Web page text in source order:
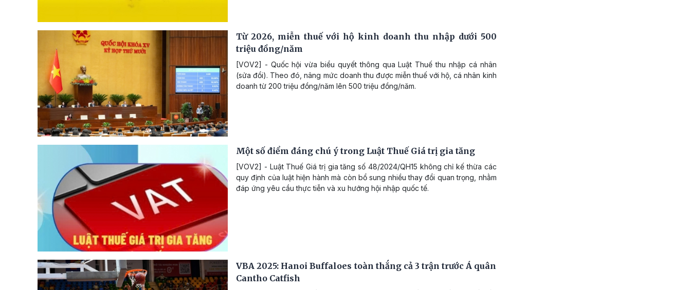
Từ 2026, miễn thuế với hộ kinh doanh thu nhập dưới 500
triệu đồng/năm
[VOV2] - Quốc hội vừa biểu quyết thông qua Luật Thuế thu nhập cá nhân
(sửa đổi). Theo đó, nâng mức doanh thu được miễn thuế với hộ, cá nhân kinh
doanh từ 200 triệu đồng/năm lên 500 triệu đồng/năm.
Một số điểm đáng chú ý trong Luật Thuế Giá trị gia tăng
[VOV2] - Luật Thuế Giá trị gia tăng số 48/2024/QH15 không chỉ kế thừa các
quy định của luật hiện hành mà còn bổ sung nhiều thay đổi quan trọng, nhằm
đáp ứng yêu cầu thực tiễn và xu hướng hội nhập quốc tế.
VBA 2025: Hanoi Buffaloes toàn thắng cả 3 trận trước Á quân
Cantho Catfish